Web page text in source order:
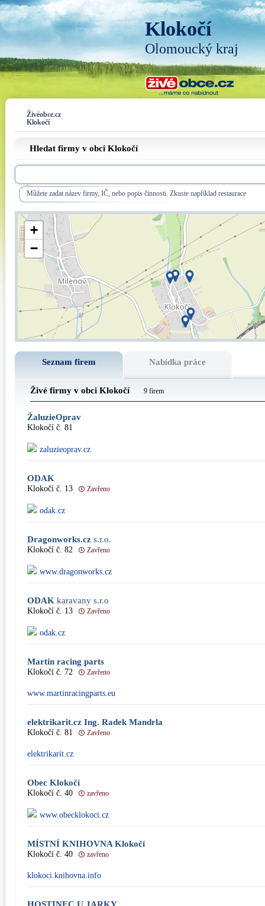
Klokočí
Olomoucký kraj
Živéobce.cz
Klokočí
Hledat firmy v obci Klokočí
Můžete zadat název firmy, IČ, nebo popis činnosti. Zkuste například restaurace
+
−
Seznam firem Nabídka práce
Živé firmy v obci Klokočí 9 firem
ŽaluzieOprav
Klokočí č. 81
zaluzieoprav.cz
ODAK
Klokočí č. 13 Zavřeno
odak.cz
Dragonworks.cz s.r.o.
Klokočí č. 82 Zavřeno
www.dragonworks.cz
ODAK karavany s.r.o
Klokočí č. 13 Zavřeno
odak.cz
Martin racing parts
Klokočí č. 72 Zavřeno
www.martinracingparts.eu
elektrikarit.cz Ing. Radek Mandrla
Klokočí č. 81 Zavřeno
elektrikarit.cz
Obec Klokočí
Klokočí č. 40 zavřeno
www.obecklokoci.cz
MÍSTNÍ KNIHOVNA Klokočí
Klokočí č. 40 zavřeno
klokoci.knihovna.info